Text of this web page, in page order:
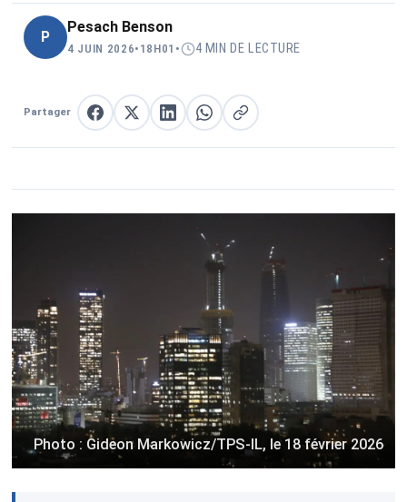
P
Pesach Benson
4 JUIN 2026• 18H01 • 4 MIN DE LECTURE
Partager Partager sur Facebook
Partager sur XPartager sur LinkedIn
Partager sur WhatsApp
Copier le lien
Photo : Gideon Markowicz/TPS-IL, le 18 février 2026